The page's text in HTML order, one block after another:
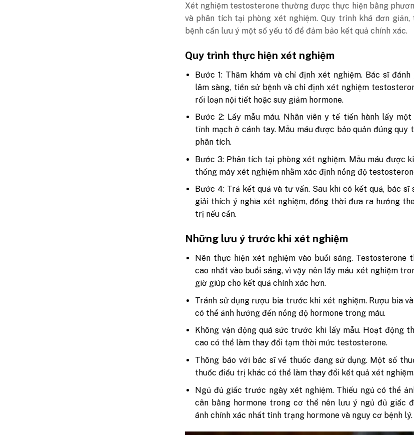
Xét nghiệm testosterone thường được thực hiện bằng
và phân tích tại phòng xét nghiệm. Quy trình khá đơn giản,
bệnh cần lưu ý một số yếu tố để đảm bảo kết quả chính xác.
Quy trình thực hiện xét nghiệm
Bước 1: Thăm khám và chỉ định xét nghiệm.Bác sĩ đánh
lâm sàng, tiền sử bệnh và chỉ định xét nghiệm
rối loạn nội tiết hoặc suy giảm hormone.
Bước 2: Lấy mẫu máu.Nhân viên y tế tiến hành lấy một
tĩnh mạch ở cánh tay. Mẫu máu được bảo quản đúng quy
phân tích.
Bước 3: Phân tích tại phòng xét nghiệm.Mẫu máu được
thống máy xét nghiệm nhằm xác định nồng độ
Bước 4: Trả kết quả và tư vấn. Sau khi có kết quả, bác sĩ
giải thích ý nghĩa xét nghiệm, đồng thời đưa ra hướng
trị nếu cần.
Những lưu ý trước khi xét nghiệm
Nên thực hiện xét nghiệm vào buổi sáng. Testosterone
cao nhất vào buổi sáng, vì vậy nên lấy máu xét nghiệm
giờ giúp cho kết quả chính xác hơn.
Tránh sử dụng rượu bia trước khi xét nghiệm.Rượu bia
có thể ảnh hưởng đến nồng độ hormone trong máu.
Không vận động quá sức trước khi lấy mẫu. Hoạt động
cao có thể làm thay đổi tạm thời mức testosterone.
Thông báo với bác sĩ về thuốc đang sử dụng.Một số
thuốc điều trị khác có thể làm thay đổi kết quả xét
Ngủ đủ giấc trước ngày xét nghiệm. Thiếu ngủ có thể
cân bằng hormone trong cơ thể nên lưu ý ngủ đủ giấc
ánh chính xác nhất tình trạng hormone và nguy cơ bệnh lý.